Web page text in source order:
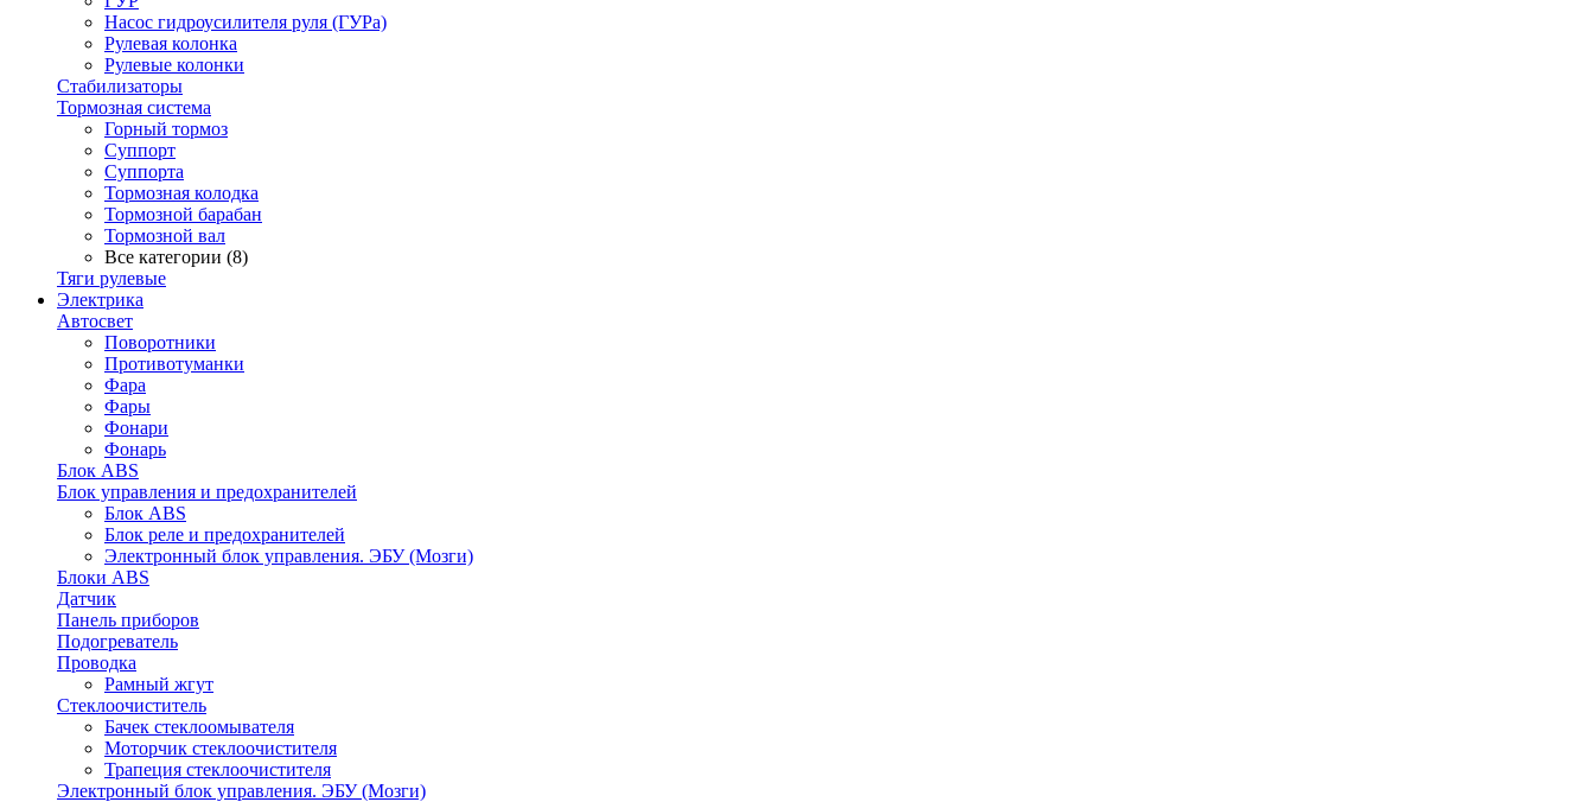
Насос гидроусилителя руля (ГУРа)
Рулевая колонка
Рулевые колонки
Стабилизаторы
Тормозная система
Горный тормоз
Суппорт
Суппорта
Тормозная колодка
Тормозной барабан
Тормозной вал
Все категории (8)
Тяги рулевые
Электрика
Автосвет
Поворотники
Противотуманки
Фара
Фары
Фонари
Фонарь
Блок ABS
Блок управления и предохранителей
Блок ABS
Блок реле и предохранителей
Электронный блок управления. ЭБУ (Мозги)
Блоки ABS
Датчик
Панель приборов
Подогреватель
Проводка
Рамный жгут
Стеклоочиститель
Бачек стеклоомывателя
Моторчик стеклоочистителя
Трапеция стеклоочистителя
Электронный блок управления. ЭБУ (Мозги)